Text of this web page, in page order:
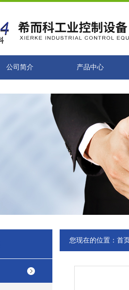
公司简介 产品中心
您现在的位置： 首